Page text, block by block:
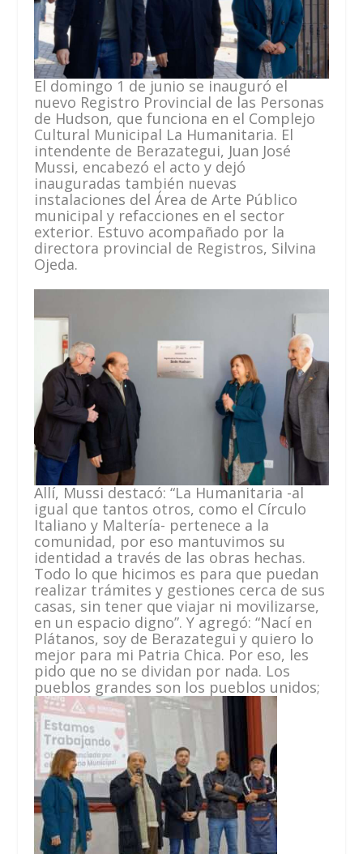
El domingo 1 de junio se inauguró el
nuevo Registro Provincial de las Personas
de Hudson, que funciona en el Complejo
Cultural Municipal La Humanitaria. El
intendente de Berazategui, Juan José
Mussi, encabezó el acto y dejó
inauguradas también nuevas
instalaciones del Área de Arte Público
municipal y refacciones en el sector
exterior. Estuvo acompañado por la
directora provincial de Registros, Silvina
Ojeda.
Allí, Mussi destacó: “La Humanitaria -al
igual que tantos otros, como el Círculo
Italiano y Maltería- pertenece a la
comunidad, por eso mantuvimos su
identidad a través de las obras hechas.
Todo lo que hicimos es para que puedan
realizar trámites y gestiones cerca de sus
casas, sin tener que viajar ni movilizarse,
en un espacio digno”. Y agregó: “Nací en
Plátanos, soy de Berazategui y quiero lo
mejor para mi Patria Chica. Por eso, les
pido que no se dividan por nada. Los
pueblos grandes son los pueblos unidos;